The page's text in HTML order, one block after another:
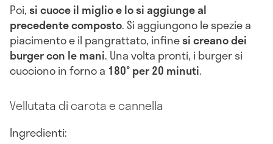
Poi,si cuoce il miglio e lo si aggiunge al
precedente composto. Si aggiungono le spezie a
piacimento e il pangrattato, infinesi creano dei
burger con le mani. Una volta pronti, i burger si
cuociono in forno a 180° per 20 minuti.
Vellutata di carota e cannella
Ingredienti: